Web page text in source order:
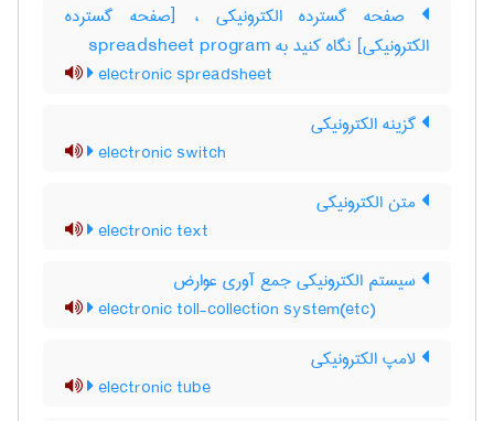
صفحه گسترده الکترونیکی ، [صفحه گسترده
الکترونیکی] نگاه کنید به ‎ spreadsheet program
electronic spreadsheet
گزینه الکترونیکی
electronic switch
متن الکترونیکی
electronic text
سیستم الکترونیکی جمع آوری عوارض
electronic toll-collection system(etc)
لامپ الکترونیکی
electronic tube